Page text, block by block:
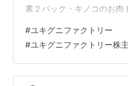
素２パック・キノコのお肉
の包装フィルムではなく紙
フサ不足の影響とのこと。
保持期間に違いがあるそ
油で炒めました。 ちょう
#ユキグニファクトリー
#ユキグニファクトリー株